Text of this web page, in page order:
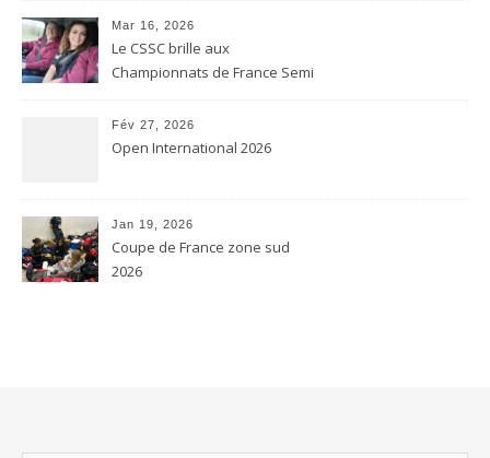
Mar 16, 2026
Le CSSC brille aux
Championnats de France Semi
Fév 27, 2026
Open International 2026
Jan 19, 2026
Coupe de France zone sud
2026